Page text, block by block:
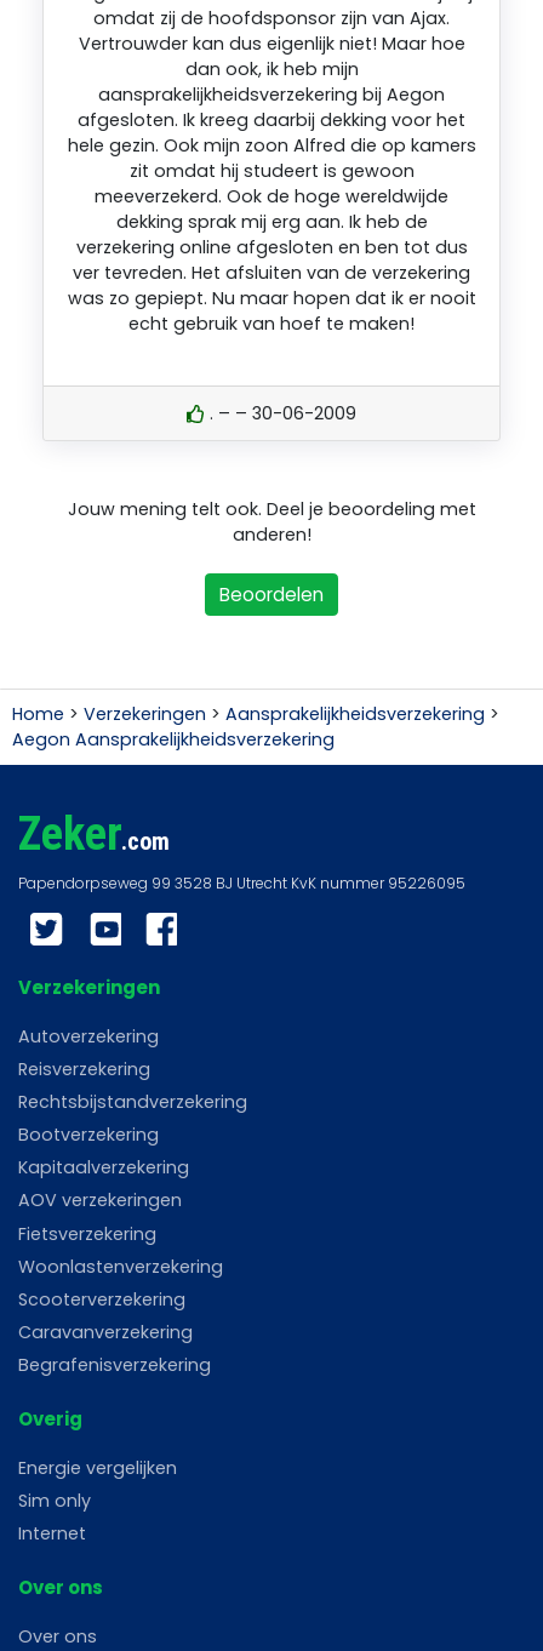
omdat zij de hoofdsponsor zijn van Ajax.
Vertrouwder kan dus eigenlijk niet! Maar hoe
dan ook, ik heb mijn
aansprakelijkheidsverzekering bij Aegon
afgesloten. Ik kreeg daarbij dekking voor het
hele gezin. Ook mijn zoon Alfred die op kamers
zit omdat hij studeert is gewoon
meeverzekerd. Ook de hoge wereldwijde
dekking sprak mij erg aan. Ik heb de
verzekering online afgesloten en ben tot dus
ver tevreden. Het afsluiten van de verzekering
was zo gepiept. Nu maar hopen dat ik er nooit
echt gebruik van hoef te maken!
. – – 30-06-2009
Jouw mening telt ook. Deel je beoordeling met
anderen!
Beoordelen
Home > Verzekeringen > Aansprakelijkheidsverzekering >
Aegon Aansprakelijkheidsverzekering
Zeker.com
Twitter YouTube
Verzekeringen
Autoverzekering
Reisverzekering
Rechtsbijstandverzekering
Bootverzekering
Kapitaalverzekering
AOV verzekeringen
Fietsverzekering
Woonlastenverzekering
Scooterverzekering
Caravanverzekering
Begrafenisverzekering
Overig
Energie vergelijken
Sim only
Internet
Over ons
Over ons